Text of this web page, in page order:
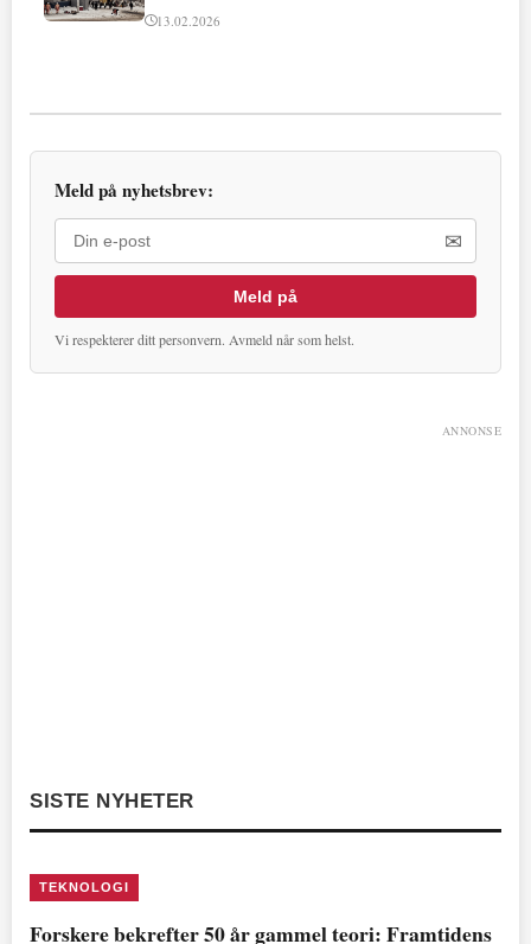
13.02.2026
Meld på nyhetsbrev:
✉
Meld på
Vi respekterer ditt personvern. Avmeld når som helst.
ANNONSE
SISTE NYHETER
TEKNOLOGI
Forskere bekrefter 50 år gammel teori: Framtidens